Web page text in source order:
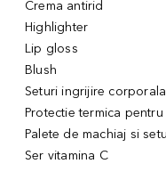
Crema antirid
Highlighter
Lip gloss
Blush
Seturi ingrijire corporala
Protectie termica
Palete de machiaj si
Ser vitamina C